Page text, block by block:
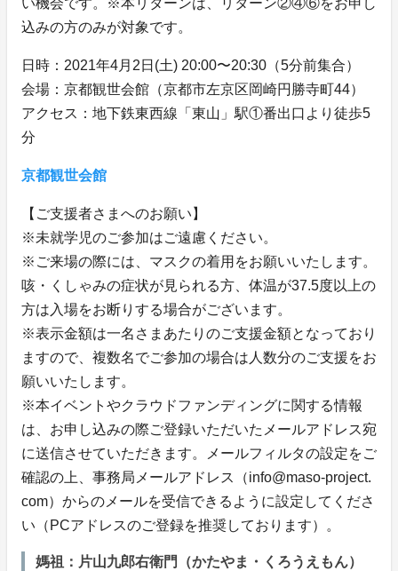
い機会です。※本リターンは、リターン②④⑥をお申し
込みの方のみが対象です。
日時：2021年4月2日(土) 20:00〜20:30（5分前集合）
会場：京都観世会館（京都市左京区岡崎円勝寺町44）
アクセス：地下鉄東西線「東山」駅①番出口より徒歩5
分
京都観世会館
【ご支援者さまへのお願い】
※未就学児のご参加はご遠慮ください。
※ご来場の際には、マスクの着用をお願いいたします。
咳・くしゃみの症状が見られる方、体温が37.5度以上の
方は入場をお断りする場合がございます。
※表示金額は一名さまあたりのご支援金額となっており
ますので、複数名でご参加の場合は人数分のご支援をお
願いいたします。
※本イベントやクラウドファンディングに関する情報
は、お申し込みの際ご登録いただいたメールアドレス宛
に送信させていただきます。メールフィルタの設定をご
確認の上、事務局メールアドレス（info@maso-project.
com）からのメールを受信できるように設定してくださ
い（PCアドレスのご登録を推奨しております）。
媽祖：片山九郎右衛門（かたやま・くろうえもん）